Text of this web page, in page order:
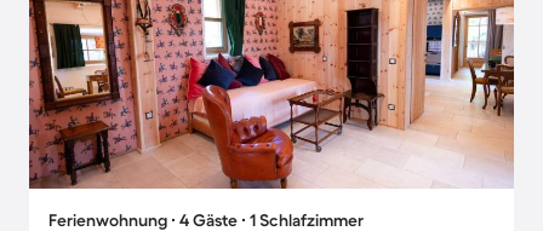
Ferienwohnung ∙ 4 Gäste ∙ 1 Schlafzimmer